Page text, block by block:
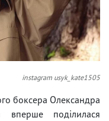
instagram usyk_kate1505
боксера Олександра
поділилася